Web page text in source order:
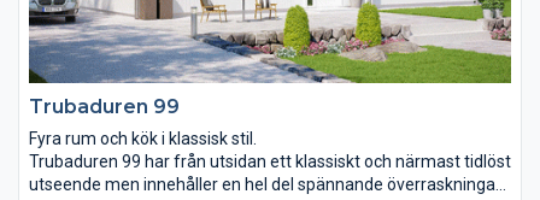
Trubaduren 99
Fyra rum och kök i klassisk stil.
Trubaduren 99 har från utsidan ett klassiskt och närmast tidlöst
utseende men innehåller en hel del spännande överraskningar